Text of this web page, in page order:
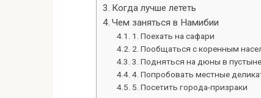
Когда лучше лететь
Чем заняться в Намибии
1. Поехать на сафари
2. Пообщаться с коренным
3. Подняться на дюны в
4. Попробовать местные
5. Посетить города-призраки